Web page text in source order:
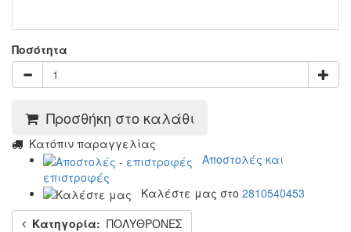
Ποσότητα
Προσθήκη στο καλάθι
Kατόπιν παραγγελίας
Αποστολές και
επιστροφές
Καλέστε μας στο 2810540453
Κατηγορία: ΠΟΛΥΘΡΟΝΕΣ